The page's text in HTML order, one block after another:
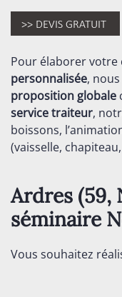
Pour élaborer votre
personnalisée,
proposition globale
service traiteur,
boissons,
(vaisselle,
Ardres (59,
séminaire
Vous souhaitez